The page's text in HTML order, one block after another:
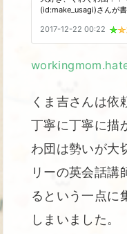
くま吉さんは依
丁寧に丁寧に描
わ団は勢いが大
リーの英会話講
るという一点に
しまいました。